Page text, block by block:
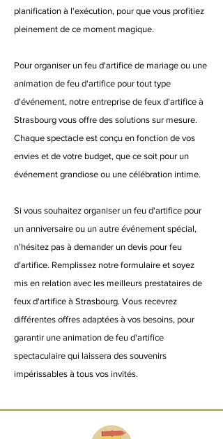
planification à l'exécution, pour que vous profitiez
pleinement de ce moment magique.
Pour organiser un feu d'artifice de mariage ou une
animation de feu d'artifice pour tout type
d'événement, notre entreprise de feux d'artifice à
Strasbourg vous offre des solutions sur mesure.
Chaque spectacle est conçu en fonction de vos
envies et de votre budget, que ce soit pour un
événement grandiose ou une célébration intime.
Si vous souhaitez organiser un feu d'artifice pour
un anniversaire ou un autre événement spécial,
n'hésitez pas à demander un devis pour feu
d'artifice. Remplissez notre formulaire et soyez
mis en relation avec les meilleurs prestataires de
feux d'artifice à Strasbourg. Vous recevrez
différentes offres adaptées à vos besoins, pour
garantir une animation de feu d'artifice
spectaculaire qui laissera des souvenirs
impérissables à tous vos invités.